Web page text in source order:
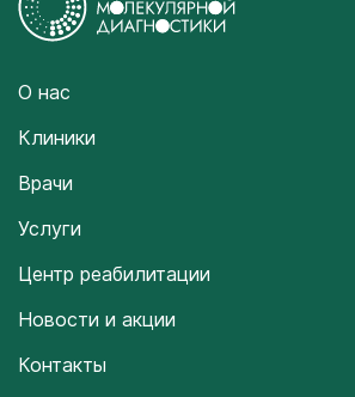
О нас
Клиники
Врачи
Услуги
Центр реабилитации
Новости и акции
Контакты